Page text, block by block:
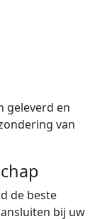
geleverd en
van
de beste
bij uw